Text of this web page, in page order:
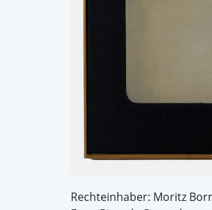
Rechteinhaber: Moritz